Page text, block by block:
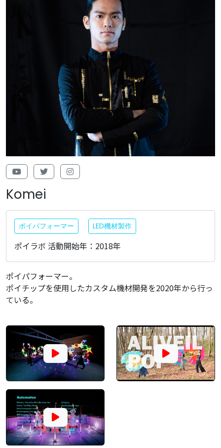
Komei
ポイパフォーマー LED機材製作
ポイラボ 活動開始年：2018年
ポイパフォーマー。
ポイチップを使用したカスタム機材開発を2020年から行っ
ている。